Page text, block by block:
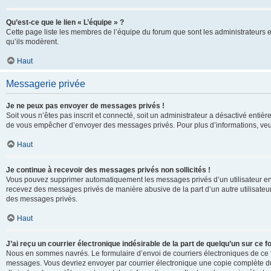
Qu’est-ce que le lien « L’équipe » ?
Cette page liste les membres de l’équipe du forum que sont les
qu’ils modèrent.
Haut
Messagerie privée
Je ne peux pas envoyer de messages privés !
Soit vous n’êtes pas inscrit et connecté, soit un administrateur a désactivé
de vous empêcher d’envoyer des messages privés. Pour plus d’informations,
Haut
Je continue à recevoir des messages privés non sollicités !
Vous pouvez supprimer automatiquement les messages privés d’un utilisateur
recevez des messages privés de manière abusive de la part d’un autre
des messages privés.
Haut
J’ai reçu un courrier électronique indésirable de la part de quelqu’un sur ce
Nous en sommes navrés. Le formulaire d’envoi de courriers électroniques de
messages. Vous devriez envoyer par courrier électronique une copie complète